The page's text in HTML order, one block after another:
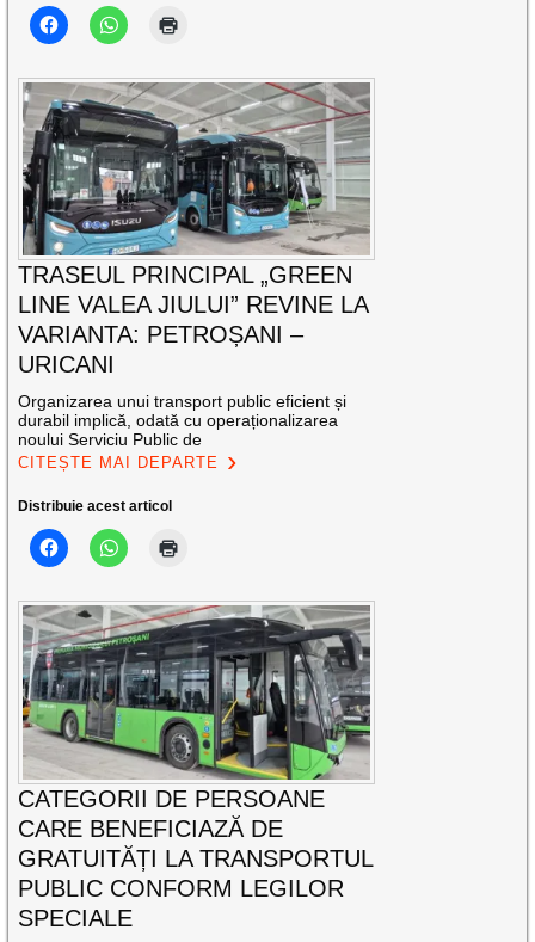
TRASEUL PRINCIPAL „GREEN
LINE VALEA JIULUI” REVINE LA
VARIANTA: PETROȘANI –
URICANI
Organizarea unui transport public eficient și
durabil implică, odată cu operaționalizarea
noului Serviciu Public de
CITEȘTE MAI DEPARTE
Distribuie acest articol
CATEGORII DE PERSOANE
CARE BENEFICIAZĂ DE
GRATUITĂȚI LA TRANSPORTUL
PUBLIC CONFORM LEGILOR
SPECIALE